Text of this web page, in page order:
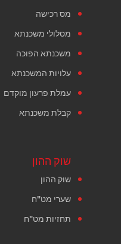
מס רכישה
מסלולי משכנתא
משכנתא הפוכה
עלויות המשכנתא
עמלת פרעון מוקדם
קבלת משכנתא
שוק ההון
שוק ההון
שערי מט"ח
תחזיות מט"ח